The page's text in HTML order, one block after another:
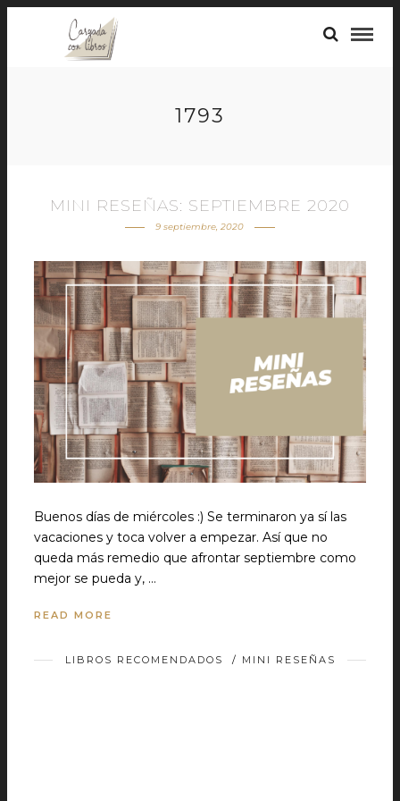
1793
MINI RESEÑAS: SEPTIEMBRE 2020
9 septiembre, 2020
Buenos días de miércoles :) Se terminaron ya sí las
vacaciones y toca volver a empezar. Así que no
queda más remedio que afrontar septiembre como
mejor se pueda y, …
READ MORE
LIBROS RECOMENDADOS / MINI RESEÑAS